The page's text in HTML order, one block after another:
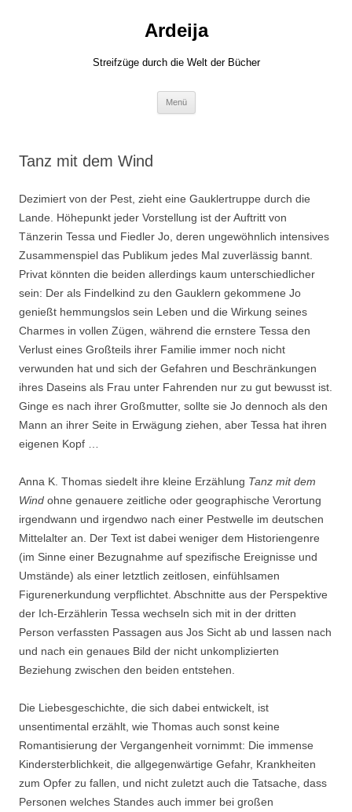
Ardeija
Streifzüge durch die Welt der Bücher
Menü
Tanz mit dem Wind
Dezimiert von der Pest, zieht eine Gauklertruppe durch die
Lande. Höhepunkt jeder Vorstellung ist der Auftritt von
Tänzerin Tessa und Fiedler Jo, deren ungewöhnlich intensives
Zusammenspiel das Publikum jedes Mal zuverlässig bannt.
Privat könnten die beiden allerdings kaum unterschiedlicher
sein: Der als Findelkind zu den Gauklern gekommene Jo
genießt hemmungslos sein Leben und die Wirkung seines
Charmes in vollen Zügen, während die ernstere Tessa den
Verlust eines Großteils ihrer Familie immer noch nicht
verwunden hat und sich der Gefahren und Beschränkungen
ihres Daseins als Frau unter Fahrenden nur zu gut bewusst ist.
Ginge es nach ihrer Großmutter, sollte sie Jo dennoch als den
Mann an ihrer Seite in Erwägung ziehen, aber Tessa hat ihren
eigenen Kopf …
Anna K. Thomas siedelt ihre kleine Erzählung Tanz mit dem
Wind ohne genauere zeitliche oder geographische Verortung
irgendwann und irgendwo nach einer Pestwelle im deutschen
Mittelalter an. Der Text ist dabei weniger dem Historiengenre
(im Sinne einer Bezugnahme auf spezifische Ereignisse und
Umstände) als einer letztlich zeitlosen, einfühlsamen
Figurenerkundung verpflichtet. Abschnitte aus der Perspektive
der Ich-Erzählerin Tessa wechseln sich mit in der dritten
Person verfassten Passagen aus Jos Sicht ab und lassen nach
und nach ein genaues Bild der nicht unkomplizierten
Beziehung zwischen den beiden entstehen.
Die Liebesgeschichte, die sich dabei entwickelt, ist
unsentimental erzählt, wie Thomas auch sonst keine
Romantisierung der Vergangenheit vornimmt: Die immense
Kindersterblichkeit, die allgegenwärtige Gefahr, Krankheiten
zum Opfer zu fallen, und nicht zuletzt auch die Tatsache, dass
Personen welches Standes auch immer bei großen